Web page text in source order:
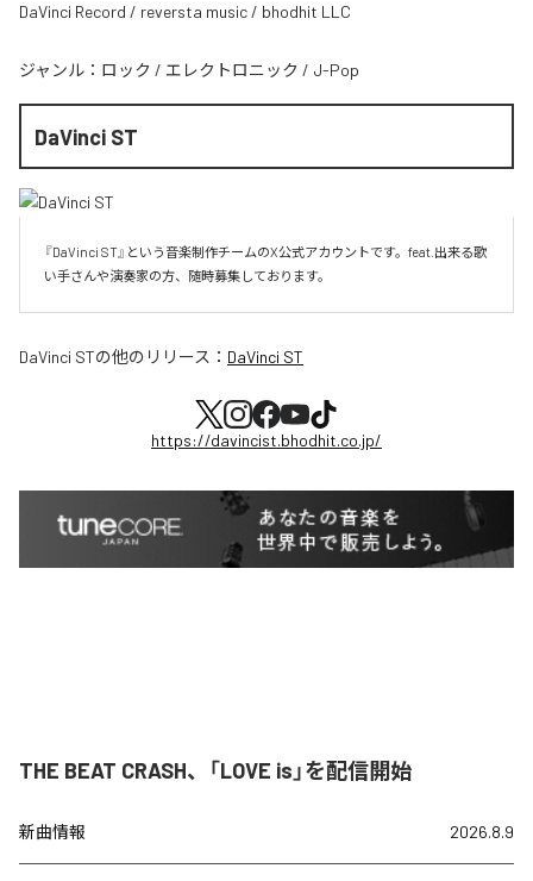
DaVinci Record / reversta music / bhodhit LLC
ジャンル： ロック / エレクトロニック / J-Pop
DaVinci ST
『DaVinci ST』という音楽制作チームのX公式アカウントです。feat.出来る歌
い手さんや演奏家の方、随時募集しております。
DaVinci STの他のリリース： DaVinci ST
https://davincist.bhodhit.co.jp/
THE BEAT CRASH、「LOVE is」を配信開始
新曲情報 2026.8.9